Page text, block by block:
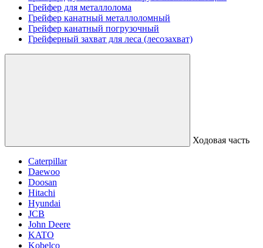
Грейфер для металлолома
Грейфер канатный металлоломный
Грейфер канатный погрузочный
Грейферный захват для леса (лесозахват)
Ходовая часть
Caterpillar
Daewoo
Doosan
Hitachi
Hyundai
JCB
John Deere
KATO
Kobelco